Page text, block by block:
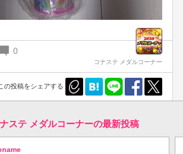
0
コナステ メダルコーナー
の投稿をシェアする
ステ メダルコーナーの最新投稿